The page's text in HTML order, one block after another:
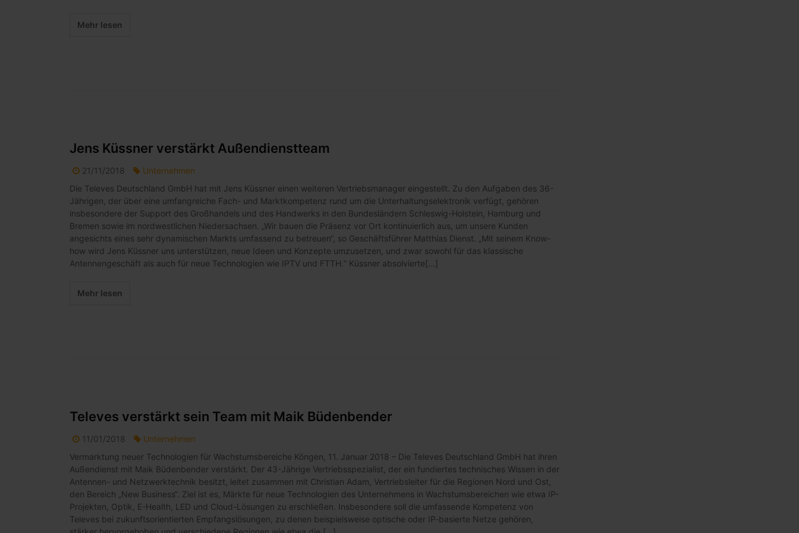
Mehr lesen
Jens Küssner verstärkt Außendienstteam
21/11/2018
Unternehmen
Die Televes Deutschland GmbH hat mit Jens Küssner einen weiteren Vertriebsmanager eingestellt. Zu den Aufgaben des 36-
Jährigen, der über eine umfangreiche Fach- und Marktkompetenz rund um die Unterhaltungselektronik verfügt, gehören
insbesondere der Support des Großhandels und des Handwerks in den Bundesländern Schleswig-Holstein, Hamburg und
Bremen sowie im nordwestlichen Niedersachsen. „Wir bauen die Präsenz vor Ort kontinuierlich aus, um unsere Kunden
angesichts eines sehr dynamischen Markts umfassend zu betreuen“, so Geschäftsführer Matthias Dienst. „Mit seinem Know-
how wird Jens Küssner uns unterstützen, neue Ideen und Konzepte umzusetzen, und zwar sowohl für das klassische
Antennengeschäft als auch für neue Technologien wie IPTV und FTTH.“ Küssner absolvierte[...]
Mehr lesen
Televes verstärkt sein Team mit Maik Büdenbender
11/01/2018
Unternehmen
Vermarktung neuer Technologien für Wachstumsbereiche Köngen, 11. Januar 2018 – Die Televes Deutschland GmbH hat ihren
Außendienst mit Maik Büdenbender verstärkt. Der 43-Jährige Vertriebsspezialist, der ein fundiertes technisches Wissen in der
Antennen- und Netzwerktechnik besitzt, leitet zusammen mit Christian Adam, Vertriebsleiter für die Regionen Nord und Ost,
den Bereich „New Business“. Ziel ist es, Märkte für neue Technologien des Unternehmens in Wachstumsbereichen wie etwa IP-
Projekten, Optik, E-Health, LED und Cloud-Lösungen zu erschließen. Insbesondere soll die umfassende Kompetenz von
Televes bei zukunftsorientierten Empfangslösungen, zu denen beispielsweise optische oder IP-basierte Netze gehören,